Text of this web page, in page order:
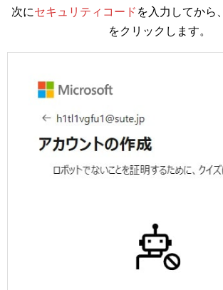
次にセキュリティコード を入力してから、
をクリックします。